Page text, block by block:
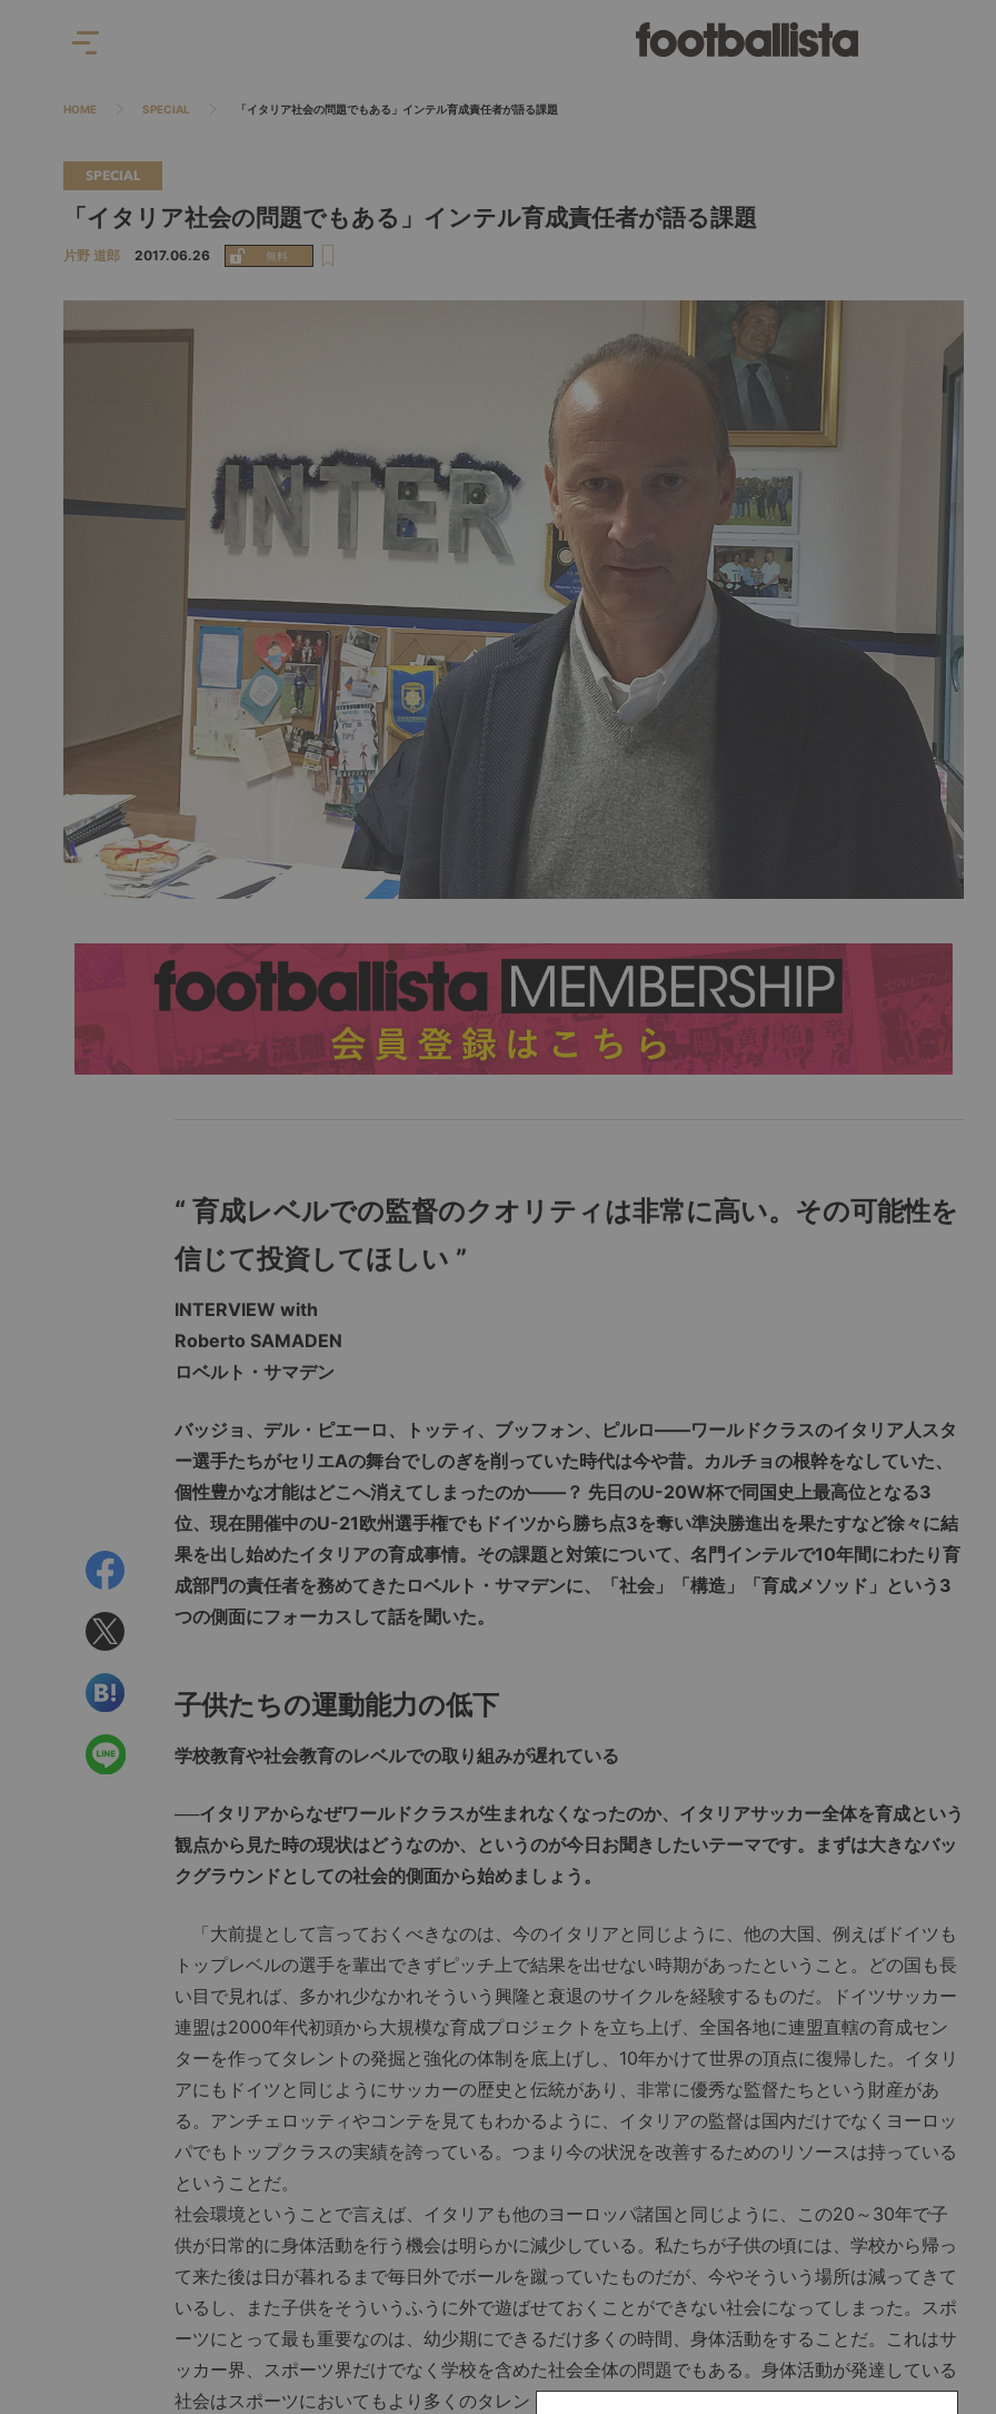
HOME SPECIAL 「イタリア社会の問題でもある」インテル育成責任者が語る課題
SPECIAL
「イタリア社会の問題でもある」インテル育成責任者が語る課題
片野 道郎 2017.06.26
“ 育成レベルでの監督のクオリティは非常に高い。その可能性を
信じて投資してほしい ”
INTERVIEW with
Roberto SAMADEN
ロベルト・サマデン
バッジョ、デル・ピエーロ、トッティ、ブッフォン、ピルロ――ワールドクラスのイタリア人スタ
ー選手たちがセリエAの舞台でしのぎを削っていた時代は今や昔。カルチョの根幹をなしていた、
個性豊かな才能はどこへ消えてしまったのか――？ 先日のU-20W杯で同国史上最高位となる3
位、現在開催中のU-21欧州選手権でもドイツから勝ち点3を奪い準決勝進出を果たすなど徐々に結
果を出し始めたイタリアの育成事情。その課題と対策について、名門インテルで10年間にわたり育
成部門の責任者を務めてきたロベルト・サマデンに、「社会」「構造」「育成メソッド」という3
つの側面にフォーカスして話を聞いた。
子供たちの運動能力の低下
学校教育や社会教育のレベルでの取り組みが遅れている
──イタリアからなぜワールドクラスが生まれなくなったのか、イタリアサッカー全体を育成という
観点から見た時の現状はどうなのか、というのが今日お聞きしたいテーマです。まずは大きなバッ
クグラウンドとしての社会的側面から始めましょう。
「大前提として言っておくべきなのは、今のイタリアと同じように、他の大国、例えばドイツも
トップレベルの選手を輩出できずピッチ上で結果を出せない時期があったということ。どの国も長
い目で見れば、多かれ少なかれそういう興隆と衰退のサイクルを経験するものだ。ドイツサッカー
連盟は2000年代初頭から大規模な育成プロジェクトを立ち上げ、全国各地に連盟直轄の育成セン
ターを作ってタレントの発掘と強化の体制を底上げし、10年かけて世界の頂点に復帰した。イタリ
アにもドイツと同じようにサッカーの歴史と伝統があり、非常に優秀な監督たちという財産があ
る。アンチェロッティやコンテを見てもわかるように、イタリアの監督は国内だけでなくヨーロッ
パでもトップクラスの実績を誇っている。つまり今の状況を改善するためのリソースは持っている
ということだ。
社会環境ということで言えば、イタリアも他のヨーロッパ諸国と同じように、この20～30年で子
供が日常的に身体活動を行う機会は明らかに減少している。私たちが子供の頃には、学校から帰っ
て来た後は日が暮れるまで毎日外でボールを蹴っていたものだが、今やそういう場所は減ってきて
いるし、また子供をそういうふうに外で遊ばせておくことができない社会になってしまった。スポ
ーツにとって最も重要なのは、幼少期にできるだけ多くの時間、身体活動をすることだ。これはサ
ッカー界、スポーツ界だけでなく学校を含めた社会全体の問題でもある。身体活動が発達している
社会はスポーツにおいてもより多くのタレントを生み出す。それを特定のスポーツのプレーヤーと